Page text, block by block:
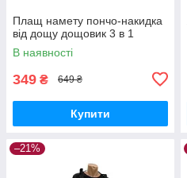
Плащ намету пончо-накидка
від дощу дощовик 3 в 1
В наявності
349 ₴ 649 ₴
Купити
–21%